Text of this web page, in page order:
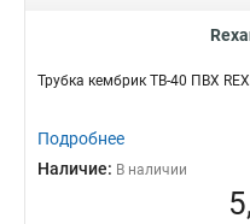
Трубка кембрик ТВ-40 ПВХ
Подробнее
Наличие: В наличии